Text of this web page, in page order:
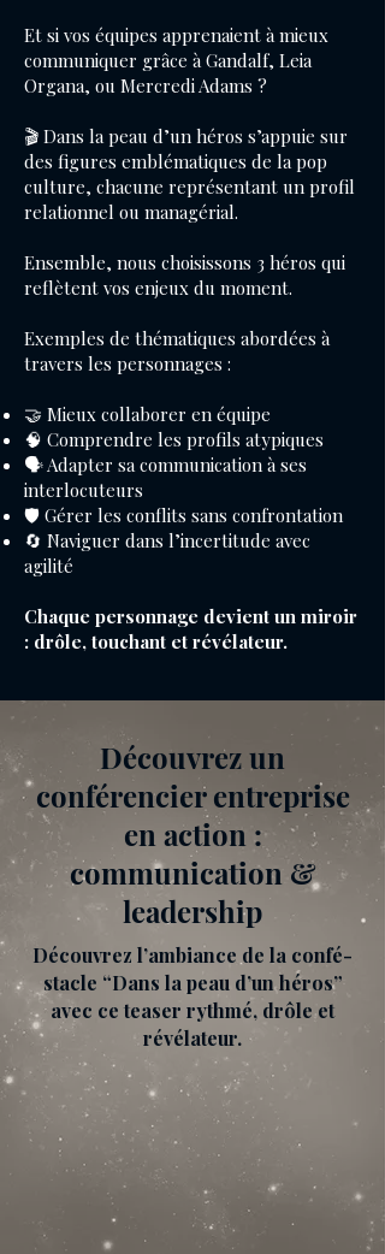
Et si vos équipes apprenaient à mieux
communiquer grâce à Gandalf, Leia
Organa, ou Mercredi Adams ?
🎬 Dans la peau d’un héros s’appuie sur
des figures emblématiques de la pop
culture, chacune représentant un profil
relationnel ou managérial.
Ensemble, nous choisissons 3 héros qui
reflètent vos enjeux du moment.
Exemples de thématiques abordées à
travers les personnages :
🤝 Mieux collaborer en équipe
🧠 Comprendre les profils atypiques
🗣️ Adapter sa communication à ses
interlocuteurs
🛡️ Gérer les conflits sans confrontation
🔄 Naviguer dans l’incertitude avec
agilité
Chaque personnage devient un miroir
: drôle, touchant et révélateur.
Découvrez un
conférencier entreprise
en action :
communication &
leadership
Découvrez l’ambiance de la confé-
stacle “Dans la peau d’un héros”
avec ce teaser rythmé, drôle et
révélateur.